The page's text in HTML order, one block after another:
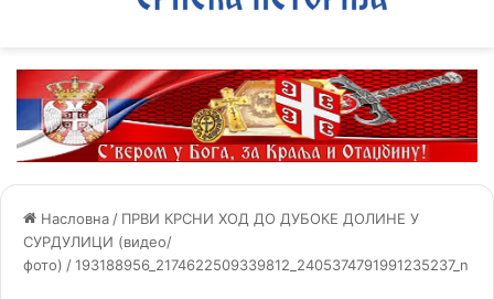
Насловна / ПРВИ КРСНИ ХОД ДО ДУБОКЕ ДОЛИНЕ У
СУРДУЛИЦИ (видео/
фото) /193188956_2174622509339812_2405374791991235237_n